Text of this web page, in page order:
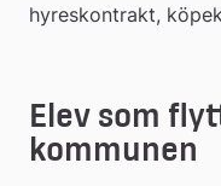
hyreskontrakt,
Elev som
kommunen